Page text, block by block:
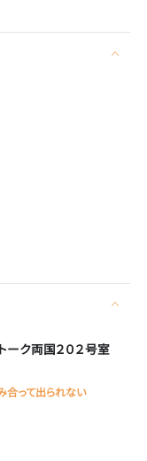
ーク両国２０２号室
合って出られない